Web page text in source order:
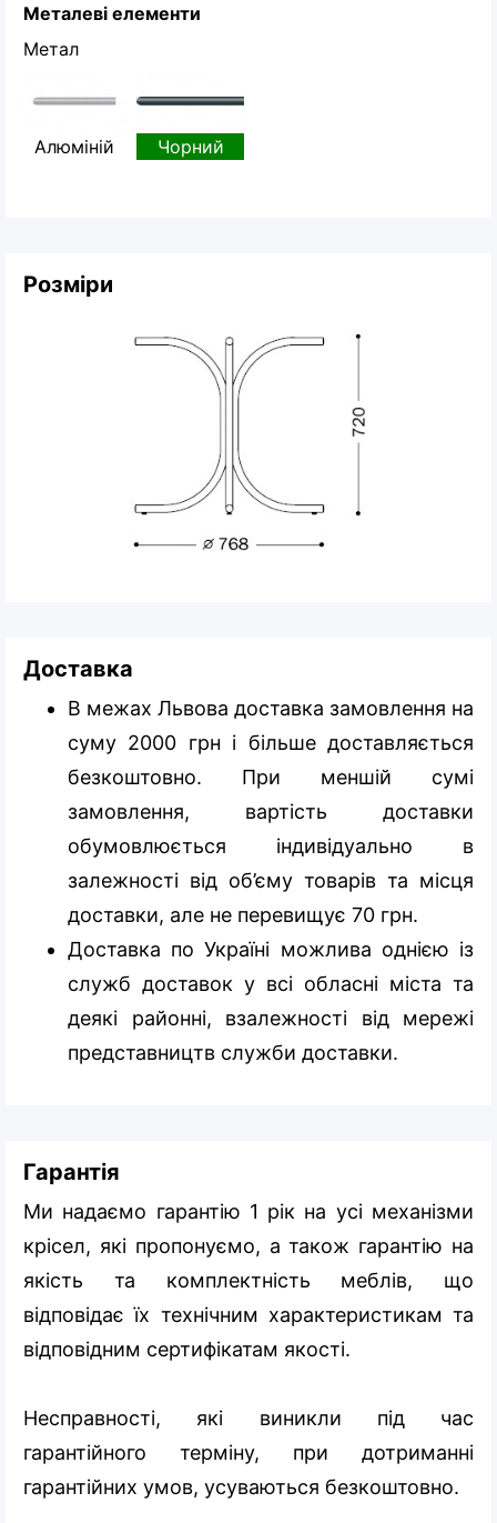
Металеві елементи
Метал
Алюміній Чорний
Розміри
Доставка
В межах Львова доставка замовлення на
суму 2000 грн і більше доставляється
безкоштовно. При меншій сумі
замовлення, вартість доставки
обумовлюється індивідуально в
залежності від об’єму товарів та місця
доставки, але не перевищує 70 грн.
Доставка по Україні можлива однією із
служб доставок у всі обласні міста та
деякі районні, взалежності від мережі
представництв служби доставки.
Гарантія
Ми надаємо гарантію 1 рік на усі механізми
крісел, які пропонуємо, а також гарантію на
якість та комплектність меблів, що
відповідає їх технічним характеристикам та
відповідним сертифікатам якості.
Несправності, які виникли під час
гарантійного терміну, при дотриманні
гарантійних умов, усуваються безкоштовно.